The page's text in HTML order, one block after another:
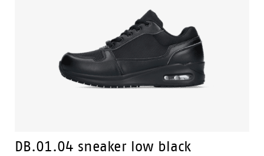
DB.01.04 sneaker low black